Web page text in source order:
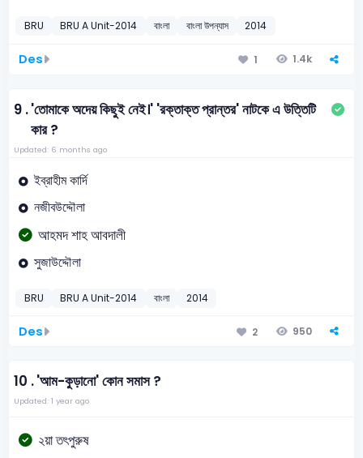
BRU BRU A Unit-2014 বাংলা বাংলা উপন্যাস 2014
Des 1 1.4k
9 .'তোমাকে অদেয় কিছুই নেই।' 'রক্তাক্ত প্রান্তর' নাটকে এ উত্তিটি
কার ?
Updated: 6 months ago
ইব্রাহীম কার্দি
নজীবউদ্দৌলা
আহমদ শাহ আবদালী
সুজাউদ্দৌলা
BRU BRU A Unit-2014 বাংলা 2014
Des 2 950
10 .'আম-কুড়ানো' কোন সমাস ?
Updated: 1 year ago
২য়া তৎপুরুষ